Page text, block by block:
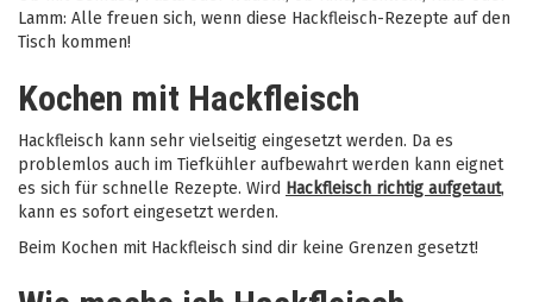
Lamm: Alle freuen sich, wenn diese Hackfleisch-Rezepte auf den
Tisch kommen!
Kochen mit Hackfleisch
Hackfleisch kann sehr vielseitig eingesetzt werden. Da es
problemlos auch im Tiefkühler aufbewahrt werden kann eignet
es sich für schnelle Rezepte. Wird Hackfleisch richtig aufgetaut,
kann es sofort eingesetzt werden.
Beim Kochen mit Hackfleisch sind dir keine Grenzen gesetzt!